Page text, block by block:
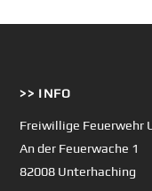
>> INFO
Freiwillige Feuerwehr
An der Feuerwache 1
82008 Unterhaching